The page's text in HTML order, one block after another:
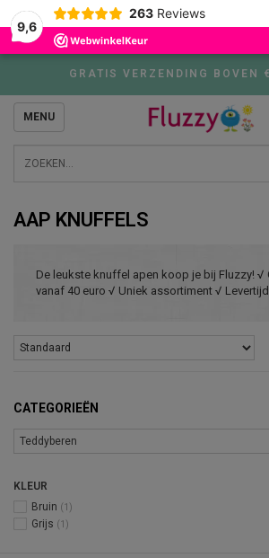
9,6
263 Reviews
GRATIS VERZENDING BOVEN
MENU
AAP KNUFFELS
De leukste knuffel apen koop je bij Fluzzy! √
vanaf 40 euro √ Uniek assortiment √
CATEGORIEËN
KLEUR
Bruin (1)
Grijs (1)